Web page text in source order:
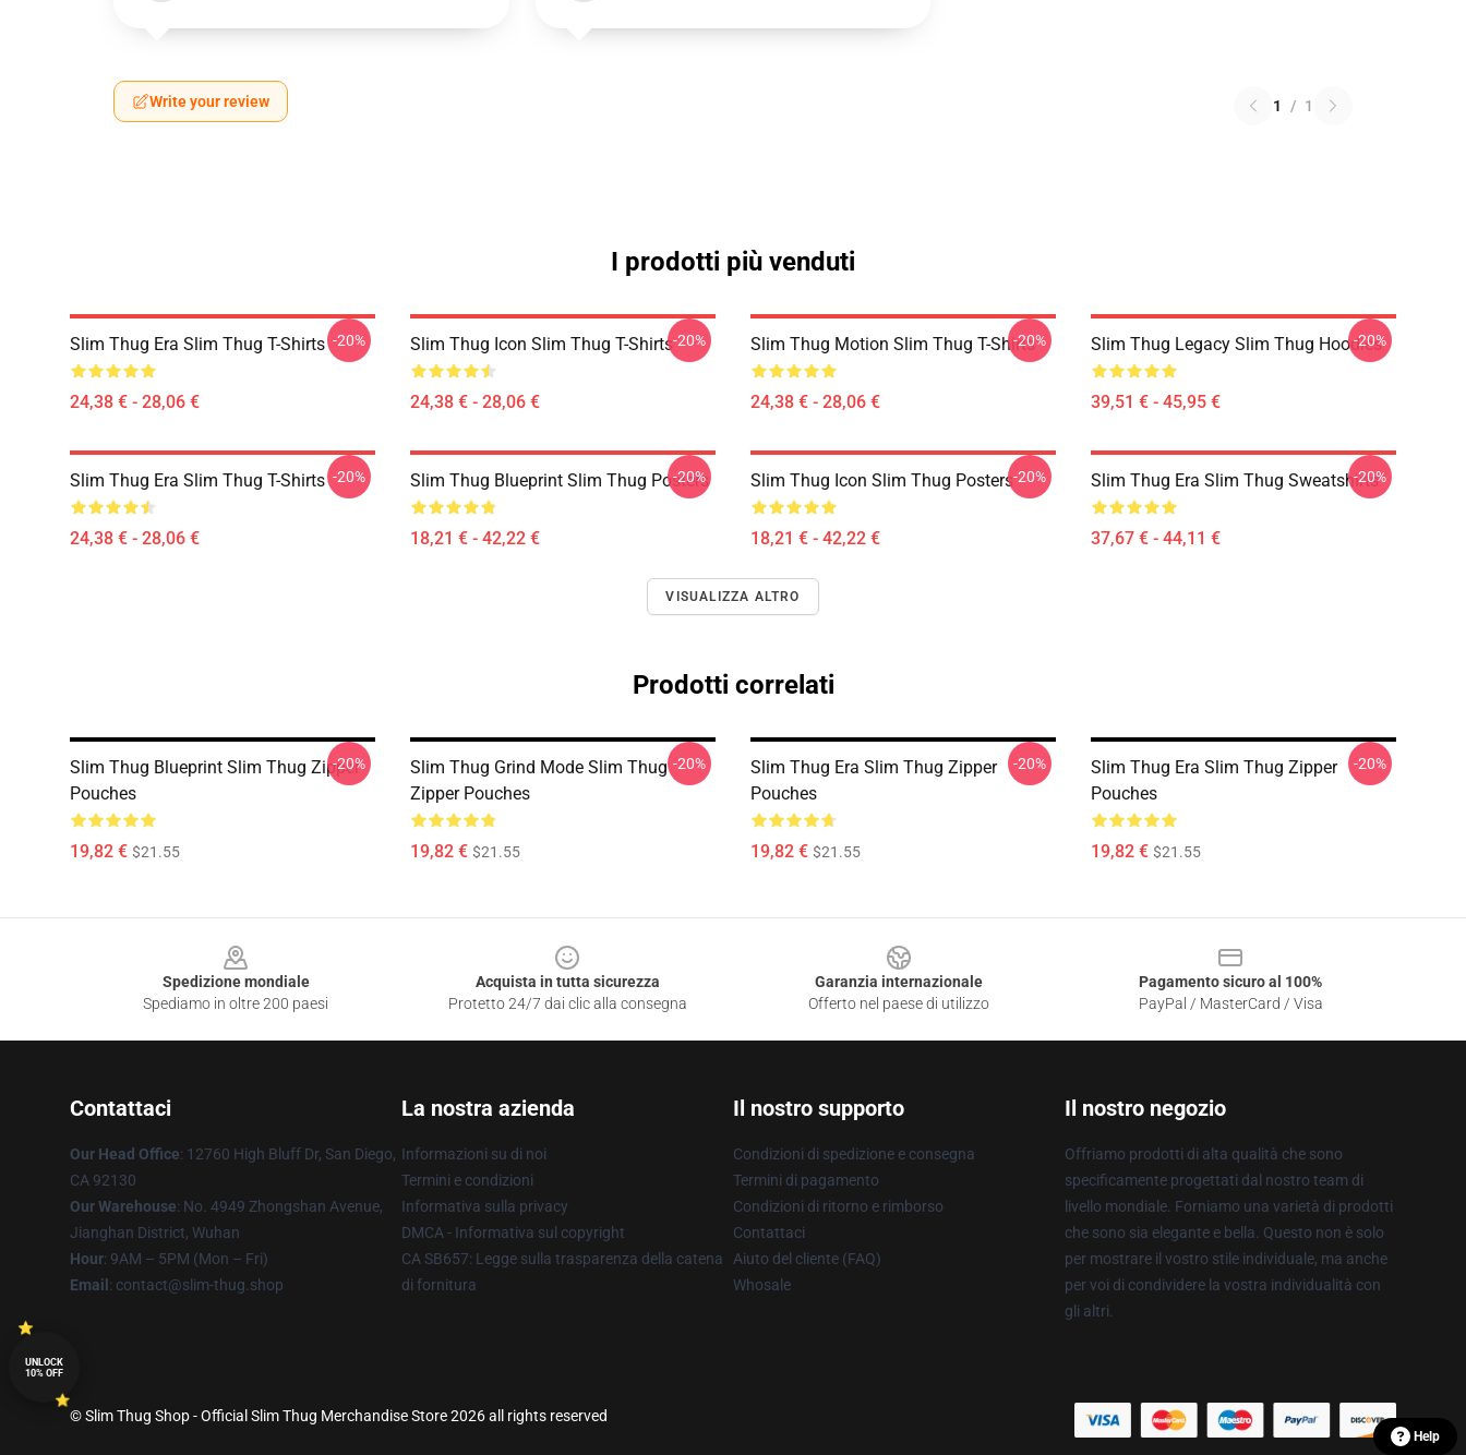
Write your review 1 / 1
I prodotti più venduti
Slim Thug Era Slim Thug T-Shirts
24,38 € - 28,06 €
-20% Slim Thug Icon Slim Thug T-Shirts
24,38 € - 28,06 €
-20% Slim Thug Motion Slim Thug T-Shirts
24,38 € - 28,06 €
-20% Slim Thug Legacy Slim Thug Hoodies
39,51 € - 45,95 €
-20%
Slim Thug Era Slim Thug T-Shirts
24,38 € - 28,06 €
-20% Slim Thug Blueprint Slim Thug Posters
18,21 € - 42,22 €
-20% Slim Thug Icon Slim Thug Posters
18,21 € - 42,22 €
-20% Slim Thug Era Slim Thug Sweatshirts
37,67 € - 44,11 €
-20%
VISUALIZZA ALTRO
Prodotti correlati
Slim Thug Blueprint Slim Thug Zipper
Pouches
19,82 € $21.55
-20%
Slim Thug Grind Mode Slim Thug
Zipper Pouches
19,82 € $21.55
-20%
Slim Thug Era Slim Thug Zipper
Pouches
19,82 € $21.55
-20%
Slim Thug Era Slim Thug Zipper
Pouches
19,82 € $21.55
-20%
Spedizione mondiale
Spediamo in oltre 200 paesi
Acquista in tutta sicurezza
Protetto 24/7 dai clic alla consegna
Garanzia internazionale
Offerto nel paese di utilizzo
Pagamento sicuro al 100%
PayPal / MasterCard / Visa
Contattaci
Our Head Office: 12760 High Bluff Dr, San Diego,
CA 92130
Our Warehouse: No. 4949 Zhongshan Avenue,
Jianghan District, Wuhan
Hour: 9AM – 5PM (Mon – Fri)
Email : contact@slim-thug.shop
La nostra azienda
Informazioni su di noi
Termini e condizioni
Informativa sulla privacy
DMCA - Informativa sul copyright
CA SB657: Legge sulla trasparenza della catena
di fornitura
Il nostro supporto
Condizioni di spedizione e consegna
Termini di pagamento
Condizioni di ritorno e rimborso
Contattaci
Aiuto del cliente (FAQ)
Whosale
Il nostro negozio
Offriamo prodotti di alta qualità che sono
specificamente progettati dal nostro team di
livello mondiale. Forniamo una varietà di prodotti
che sono sia elegante e bella. Questo non è solo
per mostrare il vostro stile individuale, ma anche
per voi di condividere la vostra individualità con
gli altri.
© Slim Thug Shop - Official Slim Thug Merchandise Store 2026 all rights reserved
Help
UNLOCK
10% OFF